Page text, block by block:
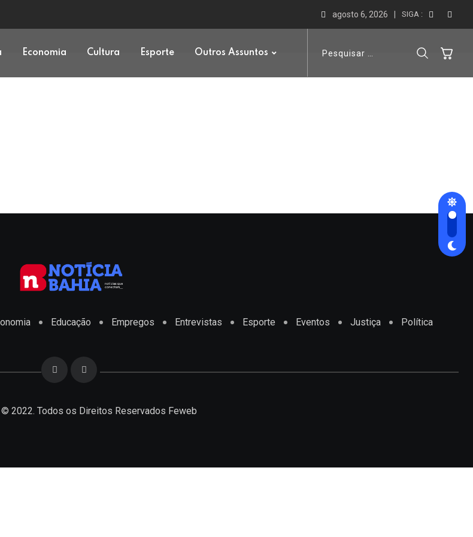
agosto 6, 2026 SIGA :
Economia Cultura Esporte Outros Assuntos
Educação Empregos Entrevistas Esporte Eventos Justiça Política
© 2022. Todos os Direitos Reservados Feweb